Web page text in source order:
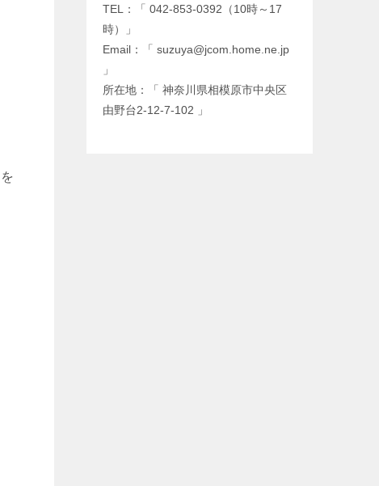
を
TEL：「 042-853-0392（10時～17
時）」
Email：「 suzuya@jcom.home.ne.jp
」
所在地：「 神奈川県相模原市中央区
由野台2-12-7-102 」